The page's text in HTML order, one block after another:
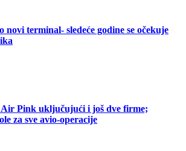
novi terminal- sledeće godine se očekuje
Air Pink uključujući i još dve firme;
za sve avio-operacije